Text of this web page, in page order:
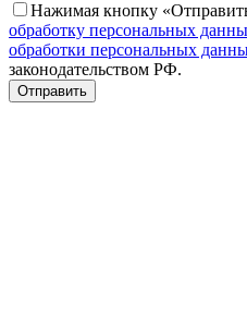
Нажимая кнопку
обработку персональных
обработки персональных
законодательством РФ.